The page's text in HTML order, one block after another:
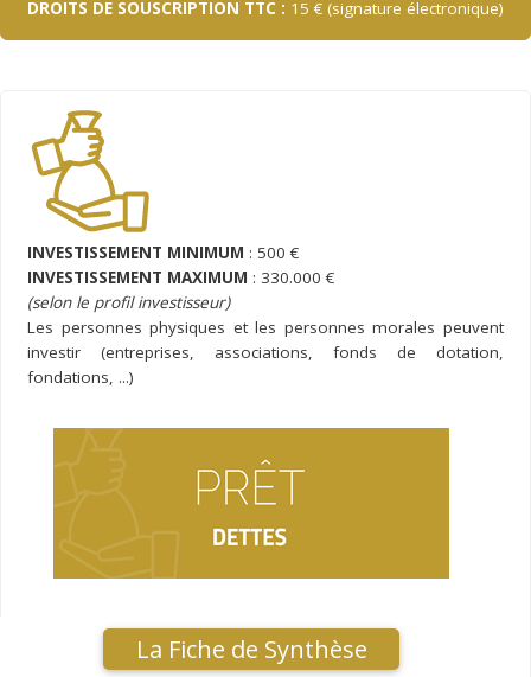
DROITS DE SOUSCRIPTION TTC : 15 € (signature électronique)
INVESTISSEMENT MINIMUM : 500 €
INVESTISSEMENT MAXIMUM : 330.000 €
(selon le profil investisseur)
Les personnes physiques et les personnes morales peuvent
investir (entreprises, associations, fonds de dotation,
fondations, ...)
La Fiche de Synthèse